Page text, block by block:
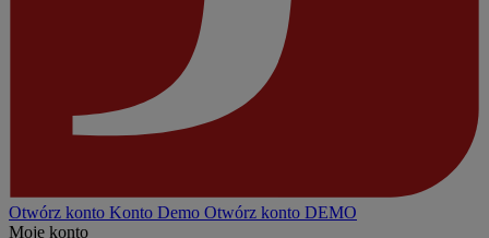
Otwórz konto Konto Demo Otwórz konto DEMO
Moje konto